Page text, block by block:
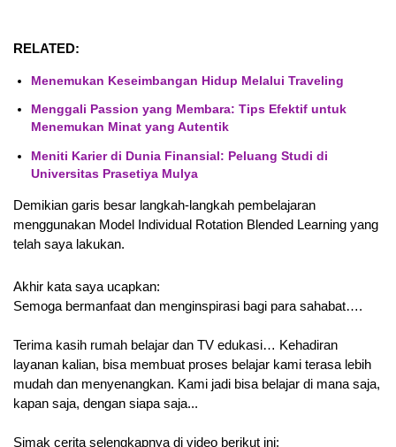
RELATED:
Menemukan Keseimbangan Hidup Melalui Traveling
Menggali Passion yang Membara: Tips Efektif untuk
Menemukan Minat yang Autentik
Meniti Karier di Dunia Finansial: Peluang Studi di
Universitas Prasetiya Mulya
Demikian garis besar langkah-langkah pembelajaran
menggunakan Model Individual Rotation Blended Learning yang
telah saya lakukan.
Akhir kata saya ucapkan:
Semoga bermanfaat dan menginspirasi bagi para sahabat….
Terima kasih rumah belajar dan TV edukasi… Kehadiran
layanan kalian, bisa membuat proses belajar kami terasa lebih
mudah dan menyenangkan. Kami jadi bisa belajar di mana saja,
kapan saja, dengan siapa saja...
Simak cerita selengkapnya di video berikut ini: